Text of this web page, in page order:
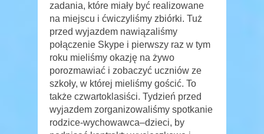
zadania, które miały być realizowane
na miejscu i ćwiczyliśmy zbiórki. Tuż
przed wyjazdem nawiązaliśmy
połączenie Skype i pierwszy raz w tym
roku mieliśmy okazję na żywo
porozmawiać i zobaczyć uczniów ze
szkoły, w której mieliśmy gościć. To
także czwartoklasiści. Tydzień przed
wyjazdem zorganizowaliśmy spotkanie
rodzice-wychowawca–dzieci, by